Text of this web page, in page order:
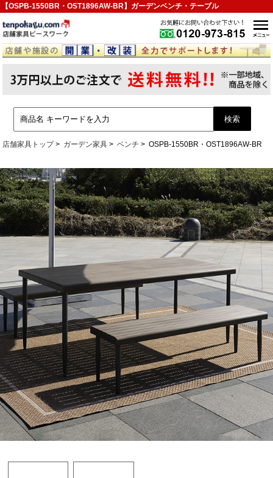
【OSPB-1550BR・OST1896AW-BR】ガーデンベンチ・テーブル
店舗家具トップ ガーデン家具 ベンチ OSPB-1550BR・OST1896AW-BR